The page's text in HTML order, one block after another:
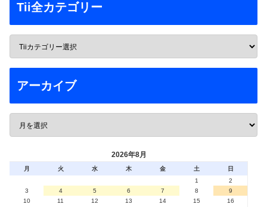
Tii全カテゴリー
アーカイブ
2026年8月
月 火 水 木 金 土
日
1
2
3
4 5 6 7 8
9
10
11 12 13 14 15
16